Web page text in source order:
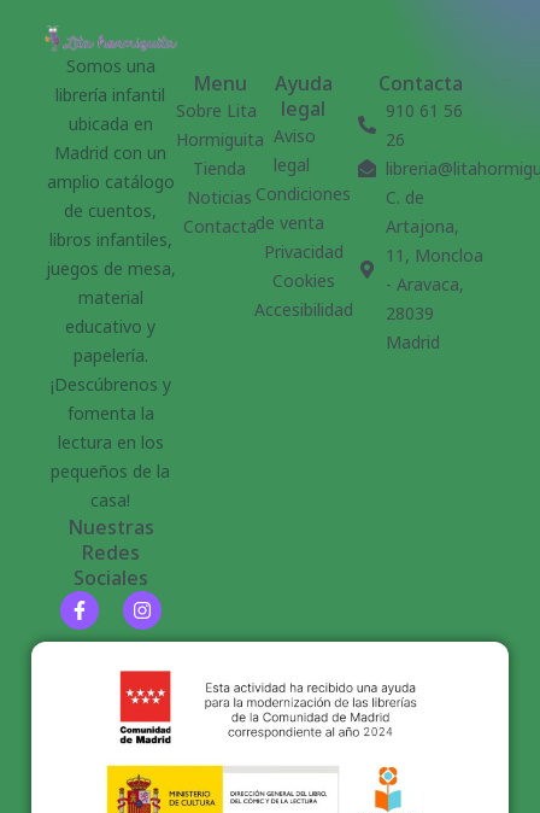
Somos una
librería infantil
ubicada en
Madrid con un
amplio catálogo
de cuentos,
libros infantiles,
juegos de mesa,
material
educativo y
papelería.
¡Descúbrenos y
fomenta la
lectura en los
pequeños de la
casa!
Nuestras
Redes
Sociales
Menu
Sobre Lita
Hormiguita
Tienda
Noticias
Contacta
Ayuda
legal
Aviso
legal
Condiciones
de venta
Privacidad
Cookies
Accesibilidad
Contacta
910 61 56
26
C. de
Artajona,
11, Moncloa
- Aravaca,
28039
Madrid